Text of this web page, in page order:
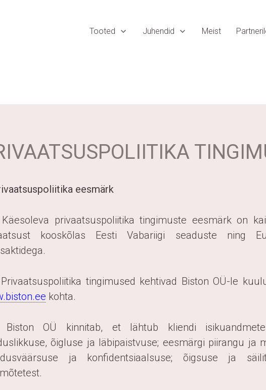
Tooted Juhendid Meist
eesmärk
privaatsuspoliitika tingimuste eesmärk on
kooskõlas Eesti Vabariigi seaduste ning
tingimused kehtivad Biston OÜ-le
kohta.
Biston OÜ kinnitab, et lähtub kliendi
õigluse ja läbipaistvuse; eesmärgi piirangu ja
ja konfidentsiaalsuse; õigsuse ja